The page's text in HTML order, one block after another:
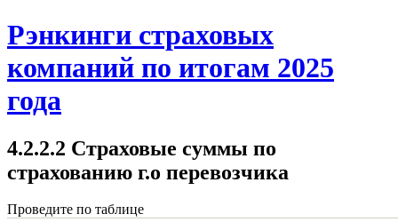
Рэнкинги страховых
компаний по итогам 2025
года
4.2.2.2 Страховые суммы по
страхованию г.о перевозчика
Проведите по таблице